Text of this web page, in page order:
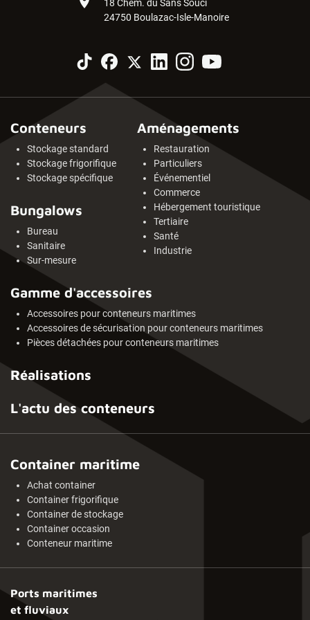
18 Chem. du Sans Souci
24750 Boulazac-Isle-Manoire
Conteneurs
Stockage standard
Stockage frigorifique
Stockage spécifique
Bungalows
Bureau
Sanitaire
Sur-mesure
Aménagements
Restauration
Particuliers
Événementiel
Commerce
Hébergement touristique
Tertiaire
Santé
Industrie
Gamme d'accessoires
Accessoires pour conteneurs maritimes
Accessoires de sécurisation pour conteneurs maritimes
Pièces détachées pour conteneurs maritimes
Réalisations
L'actu des conteneurs
Container maritime
Achat container
Container frigorifique
Container de stockage
Container occasion
Conteneur maritime
Ports maritimes
et fluviaux